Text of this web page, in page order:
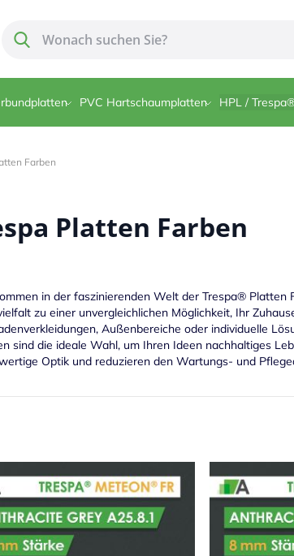
PVC Hartschaumplatten HPL /
Farben
Platten Farben
in der faszinierenden Welt der Trespa® Platten
zu einer unvergleichlichen Möglichkeit, Ihr
Außenbereiche oder individuelle
sind die ideale Wahl, um Ihren Ideen nachhaltiges
Optik und reduzieren den Wartungs- und